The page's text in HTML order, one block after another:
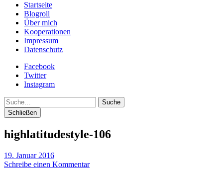
Startseite
Blogroll
Über mich
Kooperationen
Impressum
Datenschutz
Facebook
Twitter
Instagram
Suche
Schließen
highlatitudestyle-106
19. Januar 2016
Schreibe einen Kommentar